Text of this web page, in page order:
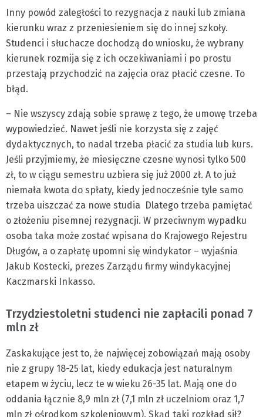
Inny powód zaległości to rezygnacja z nauki lub zmiana
kierunku wraz z przeniesieniem się do innej szkoły.
Studenci i słuchacze dochodzą do wniosku, że wybrany
kierunek rozmija się z ich oczekiwaniami i po prostu
przestają przychodzić na zajęcia oraz płacić czesne. To
błąd.
– Nie wszyscy zdają sobie sprawę z tego, że umowę trzeba
wypowiedzieć. Nawet jeśli nie korzysta się z zajęć
dydaktycznych, to nadal trzeba płacić za studia lub kurs.
Jeśli przyjmiemy, że miesięczne czesne wynosi tylko 500
zł, to w ciągu semestru uzbiera się już 2000 zł. A to już
niemała kwota do spłaty, kiedy jednocześnie tyle samo
trzeba uiszczać za nowe studia Dlatego trzeba pamiętać
o złożeniu pisemnej rezygnacji. W przeciwnym wypadku
osoba taka może zostać wpisana do Krajowego Rejestru
Długów, a o zapłatę upomni się windykator – wyjaśnia
Jakub Kostecki, prezes Zarządu firmy windykacyjnej
Kaczmarski Inkasso.
Trzydziestoletni studenci nie zapłacili ponad 7
mln zł
Zaskakujące jest to, że najwięcej zobowiązań mają osoby
nie z grupy 18-25 lat, kiedy edukacja jest naturalnym
etapem w życiu, lecz te w wieku 26-35 lat. Mają one do
oddania łącznie 8,9 mln zł (7,1 mln zł uczelniom oraz 1,7
mln zł ośrodkom szkoleniowym). Skąd taki rozkład sił?